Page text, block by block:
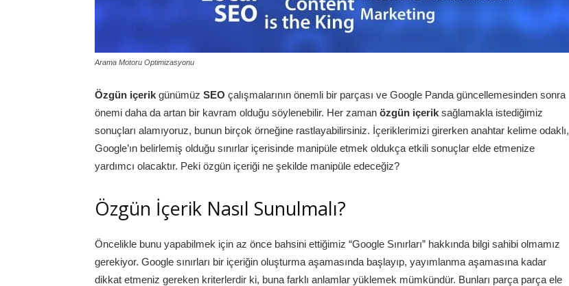
Arama Motoru Optimizasyonu
Özgün içerik günümüz SEO çalışmalarının önemli bir parçası ve Google Panda güncellemesinden sonra
önemi daha da artan bir kavram olduğu söylenebilir. Her zaman özgün içerik sağlamakla istediğimiz
sonuçları alamıyoruz, bunun birçok örneğine rastlayabilirsiniz. İçeriklerimizi girerken anahtar kelime odaklı,
Google’ın belirlemiş olduğu sınırlar içerisinde manipüle etmek oldukça etkili sonuçlar elde etmenize
yardımcı olacaktır. Peki özgün içeriği ne şekilde manipüle edeceğiz?
Özgün İçerik Nasıl Sunulmalı?
Öncelikle bunu yapabilmek için az önce bahsini ettiğimiz “Google Sınırları” hakkında bilgi sahibi olmamız
gerekiyor. Google sınırları bir içeriğin oluşturma aşamasında başlayıp, yayımlanma aşamasına kadar
dikkat etmeniz gereken kriterlerdir ki, buna farklı anlamlar yüklemek mümkündür. Bunları parça parça ele